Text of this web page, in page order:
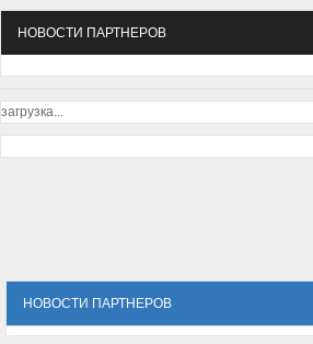
НОВОСТИ ПАРТНЕРОВ
загрузка...
НОВОСТИ ПАРТНЕРОВ